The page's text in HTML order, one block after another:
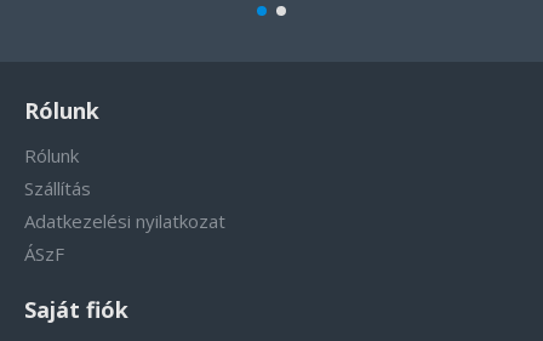
Rólunk
Rólunk
Szállítás
Adatkezelési nyilatkozat
ÁSzF
Saját fiók